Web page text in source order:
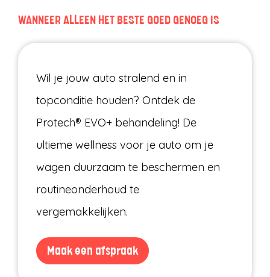
WANNEER ALLEEN HET BESTE GOED GENOEG IS
Wil je jouw auto stralend en in
topconditie houden? Ontdek de
Protech® EVO+ behandeling! De
ultieme wellness voor je auto om je
wagen duurzaam te beschermen en
routineonderhoud te
vergemakkelijken.
Maak een afspraak